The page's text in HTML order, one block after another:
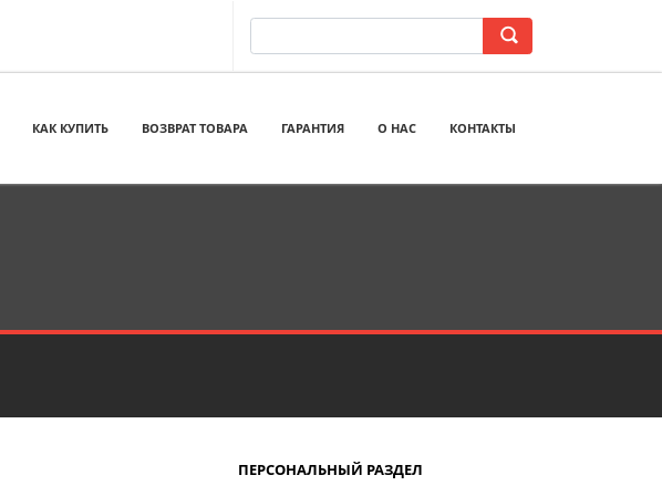
КАК КУПИТЬ ВОЗВРАТ ТОВАРА ГАРАНТИЯ О НАС КОНТАКТЫ
ПЕРСОНАЛЬНЫЙ РАЗДЕЛ